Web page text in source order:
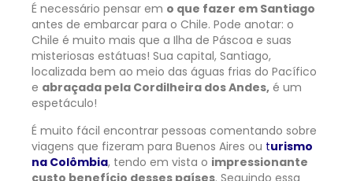
É necessário pensar em o que fazer em Santiago
antes de embarcar para o Chile. Pode anotar: o
Chile é muito mais que a Ilha de Páscoa e suas
misteriosas estátuas! Sua capital, Santiago,
localizada bem ao meio das águas frias do Pacífico
e abraçada pela Cordilheira dos Andes, é um
espetáculo!
É muito fácil encontrar pessoas comentando sobre
viagens que fizeram para Buenos Aires ou turismo
na Colômbia, tendo em vista o impressionante
custo benefício desses países. Seguindo essa